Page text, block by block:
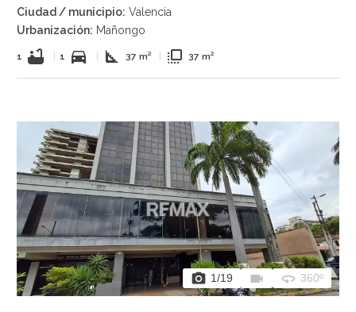
Ciudad / municipio: Valencia
Urbanización: Mañongo
1 bathtub 1 directions_car square_foot 37 m² flip_to_front 37 m²
photo_camera 1/19 videocam 360 360º